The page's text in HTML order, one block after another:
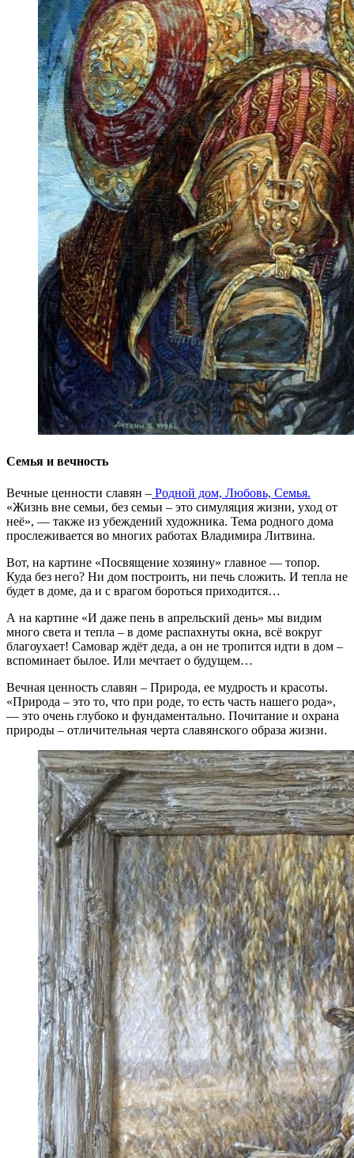
Семья и вечность
Вечные ценности славян – Родной дом, Любовь, Семья.
«Жизнь вне семьи, без семьи – это симуляция жизни, уход от
неё», — также из убеждений художника. Тема родного дома
прослеживается во многих работах Владимира Литвина.
Вот, на картине «Посвящение хозяину» главное — топор.
Куда без него? Ни дом построить, ни печь сложить. И тепла не
будет в доме, да и с врагом бороться приходится…
А на картине «И даже пень в апрельский день» мы видим
много света и тепла – в доме распахнуты окна, всё вокруг
благоухает! Самовар ждёт деда, а он не тропится идти в дом –
вспоминает былое. Или мечтает о будущем…
Вечная ценность славян – Природа, ее мудрость и красоты.
«Природа – это то, что при роде, то есть часть нашего рода»,
— это очень глубоко и фундаментально. Почитание и охрана
природы – отличительная черта славянского образа жизни.